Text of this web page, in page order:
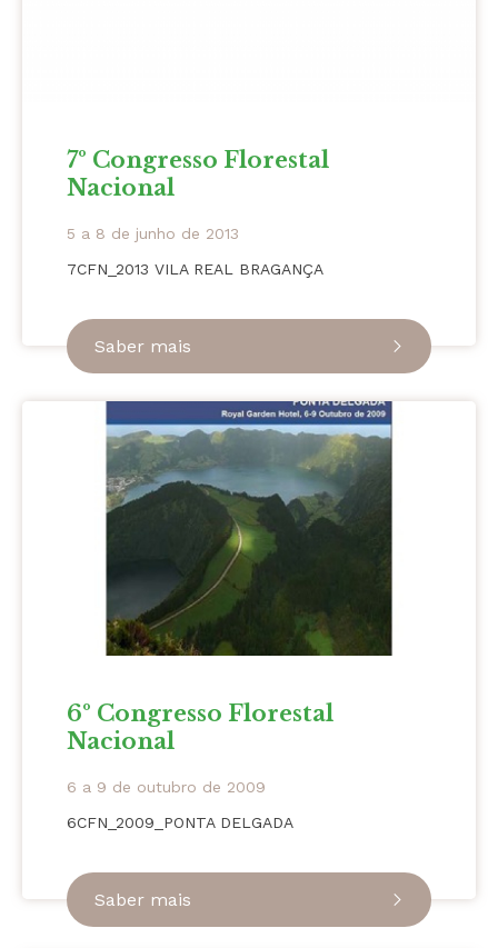
7º Congresso Florestal
Nacional
5 a 8 de junho de 2013
7CFN_2013 VILA REAL BRAGANÇA
Saber mais
6º Congresso Florestal
Nacional
6 a 9 de outubro de 2009
6CFN_2009_PONTA DELGADA
Saber mais